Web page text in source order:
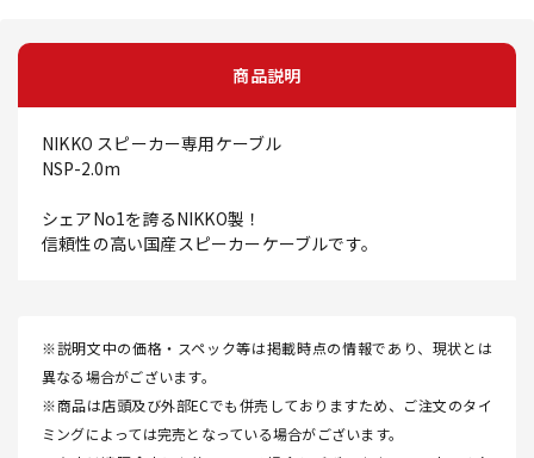
商品説明
NIKKO スピーカー専用ケーブル
NSP-2.0m
シェアNo1を誇るNIKKO製！
信頼性の高い国産スピーカーケーブルです。
※説明文中の価格・スペック等は掲載時点の情報であり、現状とは
異なる場合がございます。
※商品は店頭及び外部ECでも併売しておりますため、ご注文のタイ
ミングによっては完売となっている場合がございます。